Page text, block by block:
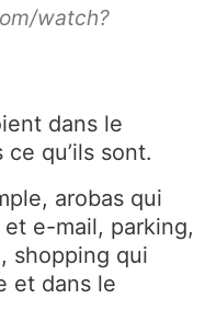
watch?
dans le
qu’ils sont.
arobas qui
et e-mail, parking,
shopping qui
et dans le